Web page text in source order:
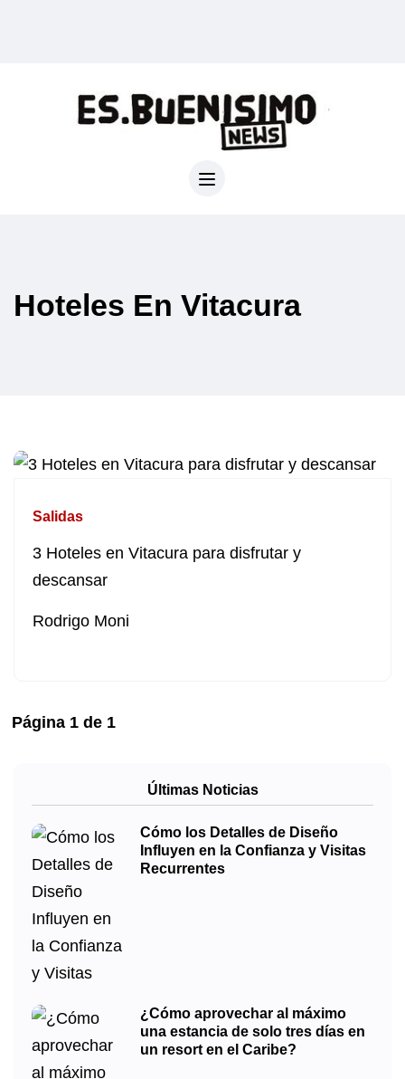
Hoteles En Vitacura
Salidas
3 Hoteles en Vitacura para disfrutar y
descansar
Rodrigo Moni
Página 1 de 1
Últimas Noticias
Cómo los Detalles de Diseño
Influyen en la Confianza y Visitas
Recurrentes
¿Cómo aprovechar al máximo
una estancia de solo tres días en
un resort en el Caribe?